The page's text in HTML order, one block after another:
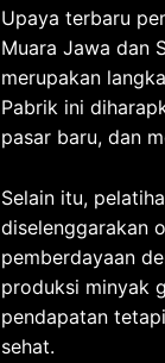
Upaya terbaru
Muara Jawa dan
merupakan
Pabrik ini
pasar baru, dan
Selain itu,
diselenggarakan
pemberdayaan
produksi minyak
pendapatan
sehat.